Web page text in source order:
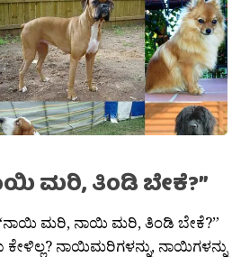
ಮರಿ, ತಿಂಡಿ ಬೇಕೆ?”
ಮರಿ, ನಾಯಿ ಮರಿ, ತಿಂಡಿ ಬೇಕೆ?”
ನಾಯಿಮರಿಗಳನ್ನು, ನಾಯಿಗಳನ್ನು